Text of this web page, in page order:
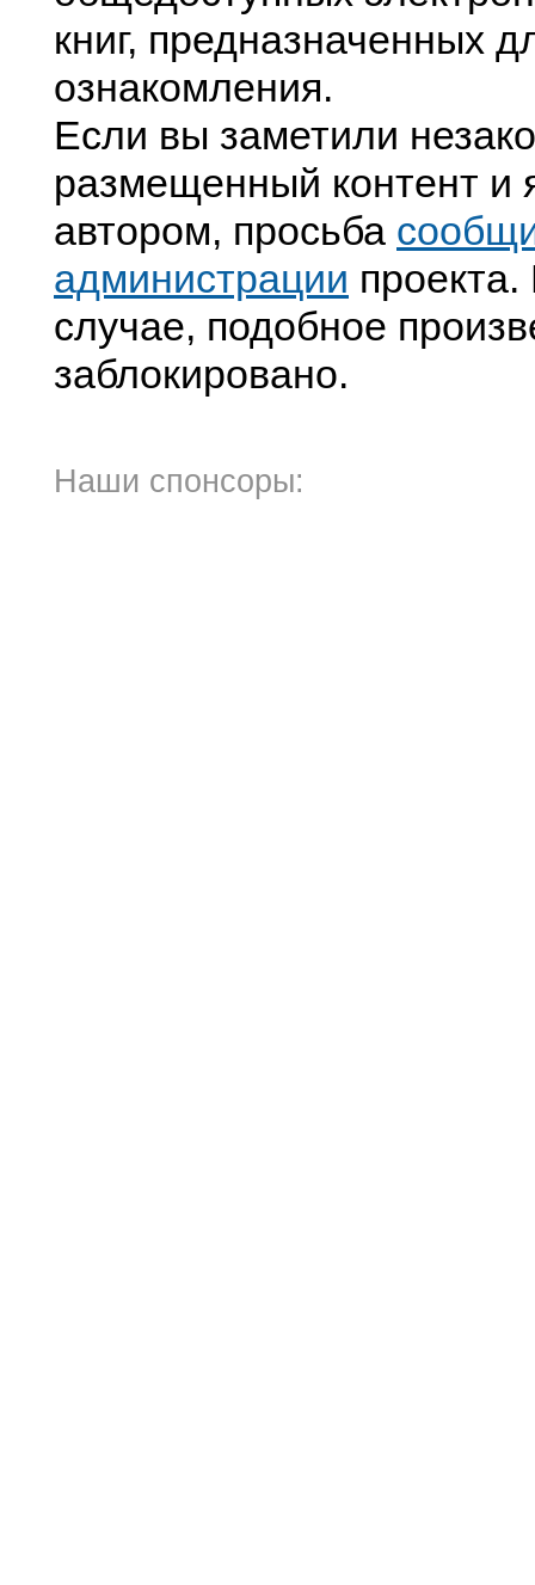
книг, предназначенных
ознакомления.
Если вы заметили
размещенный контент и
автором, просьба
администрации
случае, подобное
заблокировано.
Наши спонсоры: